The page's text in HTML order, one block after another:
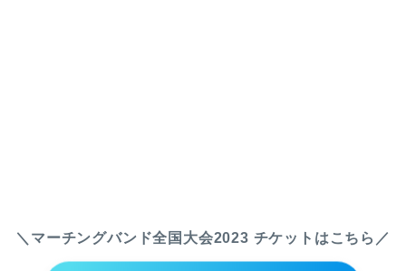
＼マーチングバンド全国大会2023 チケットはこちら／